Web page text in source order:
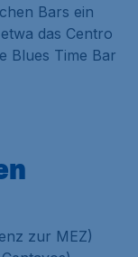
Bars ein
das Centro
Blues Time Bar
zur MEZ)